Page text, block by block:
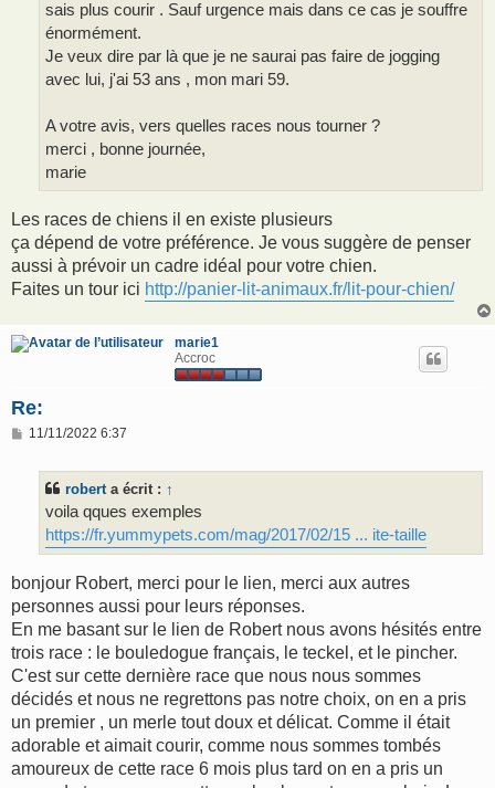
sais plus courir . Sauf urgence mais dans ce cas je souffre
énormément.
Je veux dire par là que je ne saurai pas faire de jogging
avec lui, j'ai 53 ans , mon mari 59.
A votre avis, vers quelles races nous tourner ?
merci , bonne journée,
marie
Les races de chiens il en existe plusieurs
ça dépend de votre préférence. Je vous suggère de penser
aussi à prévoir un cadre idéal pour votre chien.
Faites un tour ici http://panier-lit-animaux.fr/lit-pour-chien/
marie1
Accroc
Re:
M11/11/2022 6:37
roberta écrit : ↑
voila qques exemples
https://fr.yummypets.com/mag/2017/02/15 ... ite-taille
bonjour Robert, merci pour le lien, merci aux autres
personnes aussi pour leurs réponses.
En me basant sur le lien de Robert nous avons hésités entre
trois race : le bouledogue français, le teckel, et le pincher.
C'est sur cette dernière race que nous nous sommes
décidés et nous ne regrettons pas notre choix, on en a pris
un premier , un merle tout doux et délicat. Comme il était
adorable et aimait courir, comme nous sommes tombés
amoureux de cette race 6 mois plus tard on en a pris un